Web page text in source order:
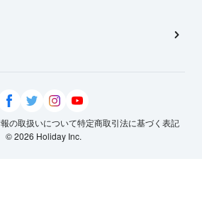
の取扱いについて特定商取引法に基づく表記
© 2026 Holiday Inc.